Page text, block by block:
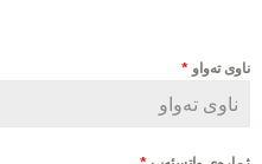
ناوى تەواو *